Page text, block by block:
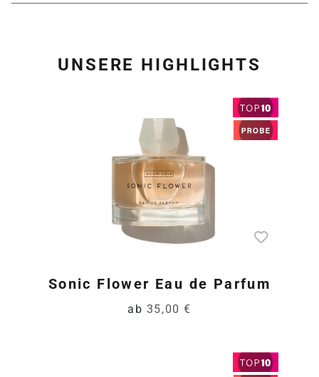
UNSERE HIGHLIGHTS
Sonic Flower Eau de Parfum
ab 35,00 €